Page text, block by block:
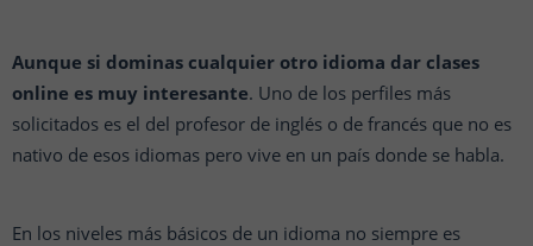
Aunque si dominas cualquier otro idioma dar clases
online es muy interesante. Uno de los perfiles más
solicitados es el del profesor de inglés o de francés que no es
nativo de esos idiomas pero vive en un país donde se habla.
En los niveles más básicos de un idioma no siempre es